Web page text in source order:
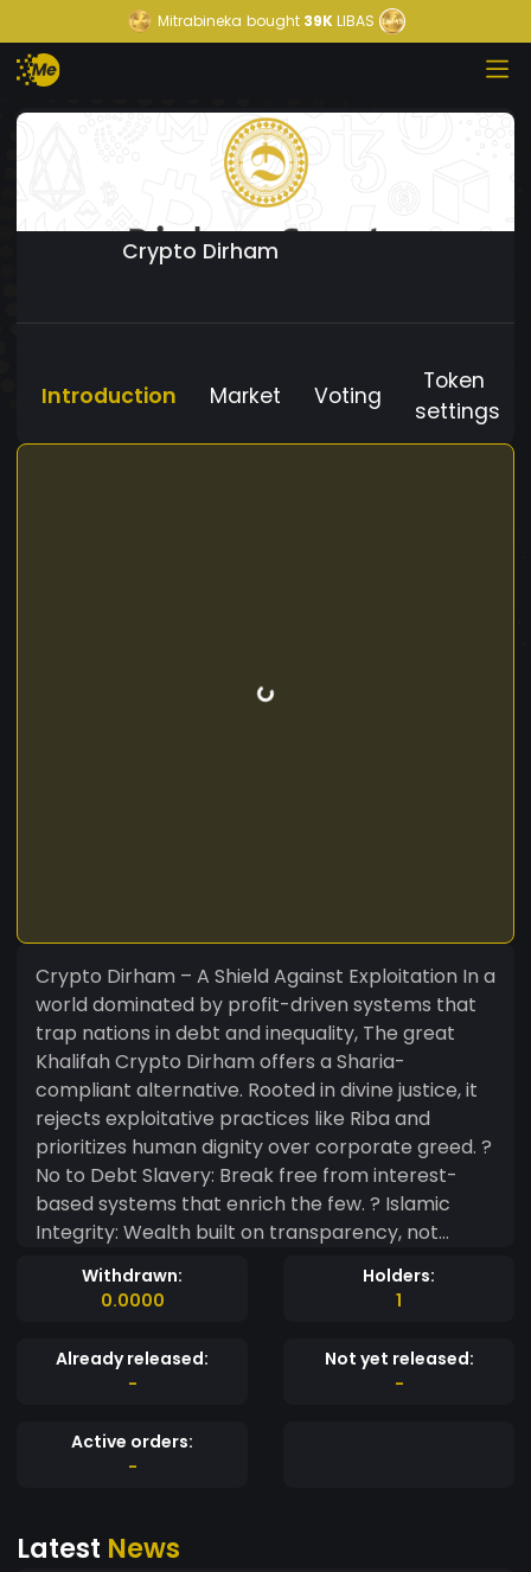
Mitrabineka bought39KLIBAS
Crypto Dirham
Introduction Market Voting
Token
settings
Crypto Dirham – A Shield Against Exploitation In a
world dominated by profit-driven systems that
trap nations in debt and inequality, The great
Khalifah Crypto Dirham offers a Sharia-
compliant alternative. Rooted in divine justice, it
rejects exploitative practices like Riba and
prioritizes human dignity over corporate greed. ?
No to Debt Slavery: Break free from interest-
based systems that enrich the few. ? Islamic
Integrity: Wealth built on transparency, not
exploitation. ? Ummah Unity: A currency for
Muslims, by Muslims, free from foreign control. ?
communities, not corrupt institutions. Join a
financial revolution that honors Allah’s
oppression. درهم الخلافة الرقمية – درعٌ ضد الاستغلال
في عالم تسيطر عليه الأنظمة الجشعة التي تُكرِّس الديون
لعبودية الديون – تحرر من أنظمة الفائدة التي تستعبد
Withdrawn:
0.0000
Holders:
1
Already released:
-
Not yet released:
-
Active orders:
-
Latest News